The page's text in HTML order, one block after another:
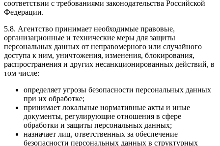
соответствии с требованиями законодательства Российской
Федерации.
5.8. Агентство принимает необходимые правовые,
организационные и технические меры для защиты
персональных данных от неправомерного или случайного
доступа к ним, уничтожения, изменения, блокирования,
распространения и других несанкционированных действий, в
том числе:
определяет угрозы безопасности персональных данных
при их обработке;
принимает локальные нормативные акты и иные
документы, регулирующие отношения в сфере
обработки и защиты персональных данных;
назначает лиц, ответственных за обеспечение
безопасности персональных данных в структурных